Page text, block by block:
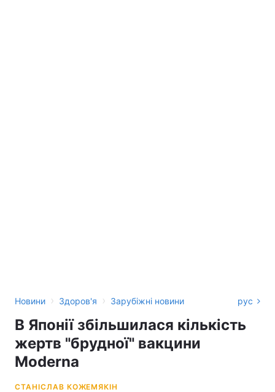
Новини › Здоров'я › Зарубіжні новини рус
В Японії збільшилася кількість
жертв "брудної" вакцини
Moderna
СТАНІСЛАВ КОЖЕМЯКІН